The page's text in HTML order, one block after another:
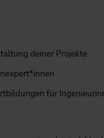
deiner Projekte
für